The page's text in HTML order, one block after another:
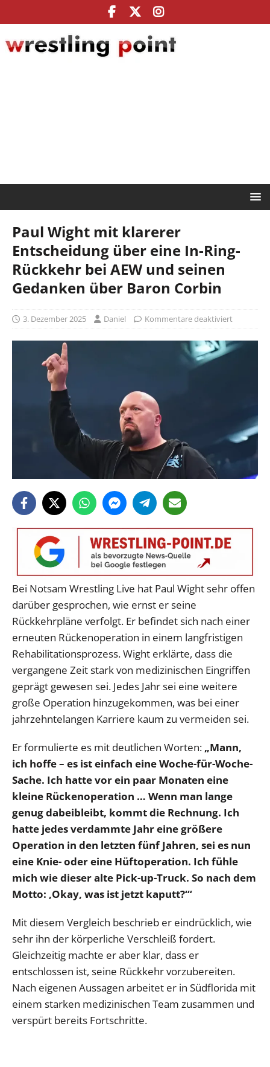
Paul Wight mit klarerer
Entscheidung über eine In-Ring-
Rückkehr bei AEW und seinen
Gedanken über Baron Corbin
3. Dezember 2025 Daniel Kommentare deaktiviert
Bei Notsam Wrestling Live hat Paul Wight sehr offen
darüber gesprochen, wie ernst er seine
Rückkehrpläne verfolgt. Er befindet sich nach einer
erneuten Rückenoperation in einem langfristigen
Rehabilitationsprozess. Wight erklärte, dass die
vergangene Zeit stark von medizinischen Eingriffen
geprägt gewesen sei. Jedes Jahr sei eine weitere
große Operation hinzugekommen, was bei einer
jahrzehntelangen Karriere kaum zu vermeiden sei.
Er formulierte es mit deutlichen Worten: „Mann,
ich hoffe – es ist einfach eine Woche-für-Woche-
Sache. Ich hatte vor ein paar Monaten eine
kleine Rückenoperation … Wenn man lange
genug dabeibleibt, kommt die Rechnung. Ich
hatte jedes verdammte Jahr eine größere
Operation in den letzten fünf Jahren, sei es nun
eine Knie- oder eine Hüftoperation. Ich fühle
mich wie dieser alte Pick-up-Truck. So nach dem
Motto: ‚Okay, was ist jetzt kaputt?‘“
Mit diesem Vergleich beschrieb er eindrücklich, wie
sehr ihn der körperliche Verschleiß fordert.
Gleichzeitig machte er aber klar, dass er
entschlossen ist, seine Rückkehr vorzubereiten.
Nach eigenen Aussagen arbeitet er in Südflorida mit
einem starken medizinischen Team zusammen und
verspürt bereits Fortschritte.